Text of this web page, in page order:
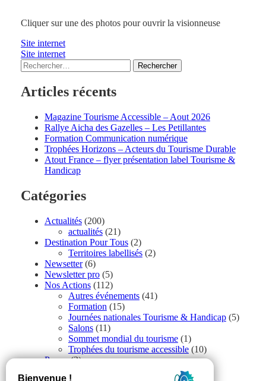
Cliquer sur une des photos pour ouvrir la visionneuse
Site internet
Site internet
Rechercher :
Articles récents
Magazine Tourisme Accessible – Aout 2026
Rallye Aicha des Gazelles – Les Petillantes
Formation Communication numérique
Trophées Horizons – Acteurs du Tourisme Durable
Atout France – flyer présentation label Tourisme &
Handicap
Catégories
Actualités(200)
actualités(21)
Destination Pour Tous(2)
Territoires labellisés(2)
Newsetter(6)
Newsletter pro(5)
Nos Actions(112)
Autres événements(41)
Formation (15)
Journées nationales Tourisme & Handicap(5)
Salons(11)
Sommet mondial du tourisme(1)
Trophées du tourisme accessible(10)
Presse(3)
(1)